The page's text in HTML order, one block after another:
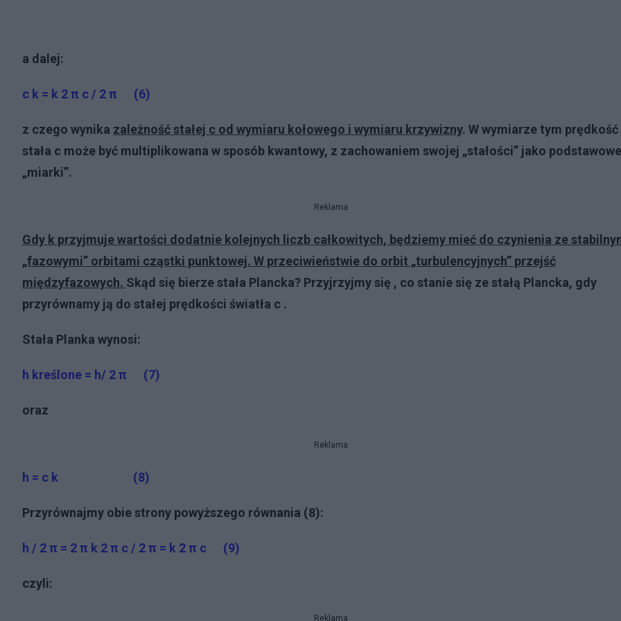
a dalej:
c k = k 2 π c / 2 π (6)
z czego wynika zależność stałej c od wymiaru kołowego i wymiaru krzywizny. W wymiarze tym prędkość
stała c może być multiplikowana w sposób kwantowy, z zachowaniem swojej „stałości” jako
„miarki”.
Reklama
Gdy k przyjmuje wartości dodatnie kolejnych liczb całkowitych, będziemy mieć do czynienia ze
„fazowymi” orbitami cząstki punktowej. W przeciwieństwie do orbit „turbulencyjnych” przejść
międzyfazowych. Skąd się bierze stała Plancka? Przyjrzyjmy się , co stanie się ze stałą Plancka, gdy
przyrównamy ją do stałej prędkości światła c .
Stała Planka wynosi:
h kreślone = h/ 2 π (7)
oraz
Reklama
h = c k (8)
Przyrównajmy obie strony powyższego równania (8):
h / 2 π = 2 π k 2 π c / 2 π = k 2 π c (9)
czyli:
Reklama